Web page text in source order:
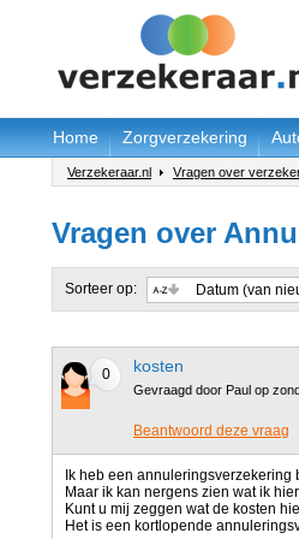
Home Zorgverzekering
Verzekeraar.nl Vragen over
Vragen over
Sorteer op: Datum (van
0 kosten
Gevraagd door Paul op
Beantwoord deze vraag
Ik heb een
Maar ik kan nergens zien wat ik
Kunt u mij zeggen wat de kosten
Het is een kortlopende